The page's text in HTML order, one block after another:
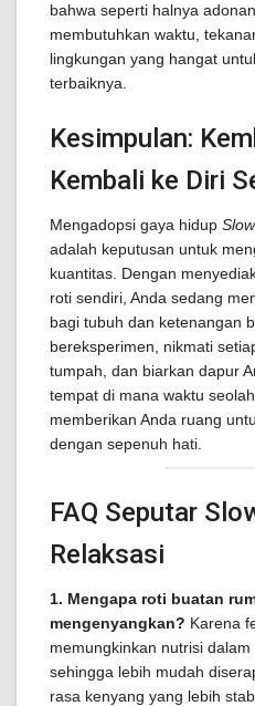
bahwa seperti halnya
membutuhkan waktu,
lingkungan yang hangat
terbaiknya.
Kesimpulan:
Kembali ke Diri
Mengadopsi gaya hidup
adalah keputusan untuk
kuantitas. Dengan
roti sendiri, Anda sedang
bagi tubuh dan ketenangan
bereksperimen, nikmati
tumpah, dan biarkan dapur
tempat di mana waktu
memberikan Anda ruang
dengan sepenuh hati.
FAQ Seputar
Relaksasi
1. Mengapa roti buatan
mengenyangkan? Karena
memungkinkan nutrisi
sehingga lebih mudah
rasa kenyang yang lebih